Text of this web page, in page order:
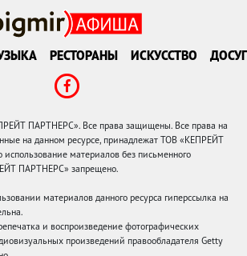
РЕСТОРАНЫ ИСКУССТВО ДОСУГ
ПАРТНЕРС». Все права защищены. Все права на
на данном ресурсе, принадлежат ТОВ «КЕПРЕЙТ
материалов без письменного
ПАРТНЕРС» запрещено.
материалов данного ресурса гиперссылка на
и воспроизведение фотографических
произведений правообладателя Getty